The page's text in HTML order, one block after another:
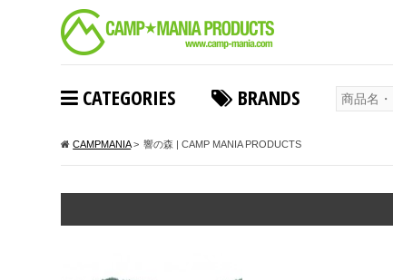
CATEGORIES BRANDS
CAMPMANIA> 響の森 | CAMP MANIA PRODUCTS